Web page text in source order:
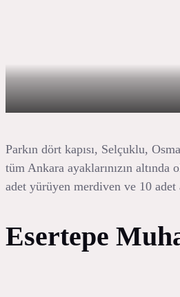
Parkın dört kapısı, Selçuklu,
tüm Ankara ayaklarınızın
adet yürüyen merdiven ve 10
Esertepe